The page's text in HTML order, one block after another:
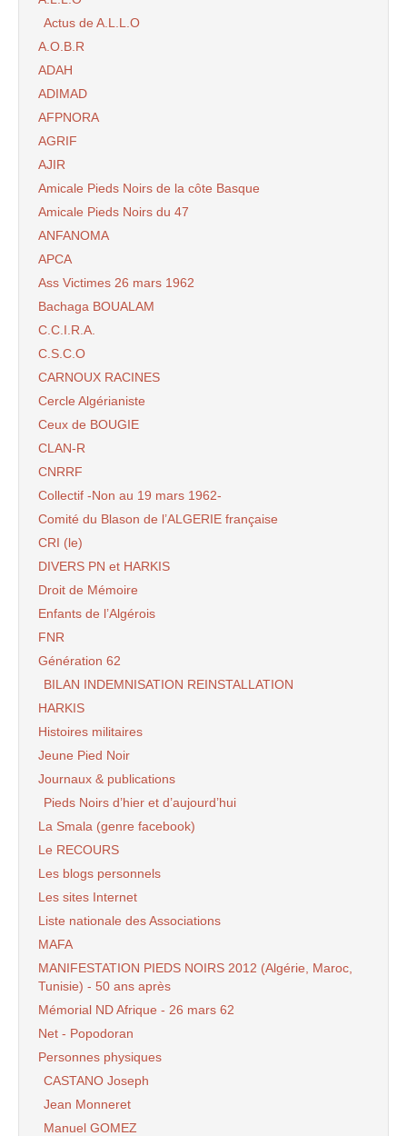
Actus de A.L.L.O
A.O.B.R
ADAH
ADIMAD
AFPNORA
AGRIF
AJIR
Amicale Pieds Noirs de la côte Basque
Amicale Pieds Noirs du 47
ANFANOMA
APCA
Ass Victimes 26 mars 1962
Bachaga BOUALAM
C.C.I.R.A.
C.S.C.O
CARNOUX RACINES
Cercle Algérianiste
Ceux de BOUGIE
CLAN-R
CNRRF
Collectif -Non au 19 mars 1962-
Comité du Blason de l’ALGERIE française
CRI (le)
DIVERS PN et HARKIS
Droit de Mémoire
Enfants de l’Algérois
FNR
Génération 62
BILAN INDEMNISATION REINSTALLATION
HARKIS
Histoires militaires
Jeune Pied Noir
Journaux & publications
Pieds Noirs d’hier et d’aujourd’hui
La Smala (genre facebook)
Le RECOURS
Les blogs personnels
Les sites Internet
Liste nationale des Associations
MAFA
MANIFESTATION PIEDS NOIRS 2012 (Algérie, Maroc,
Tunisie) - 50 ans après
Mémorial ND Afrique - 26 mars 62
Net - Popodoran
Personnes physiques
CASTANO Joseph
Jean Monneret
Manuel GOMEZ